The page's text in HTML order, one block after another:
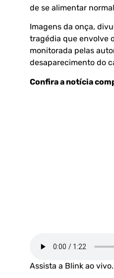
de se alimentar
Imagens da onça,
tragédia que envolve
monitorada pelas
desaparecimento do
Confira a notícia
Assista a Blink ao vivo.